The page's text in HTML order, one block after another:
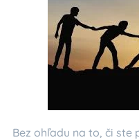
Bez ohľadu na to, či ste